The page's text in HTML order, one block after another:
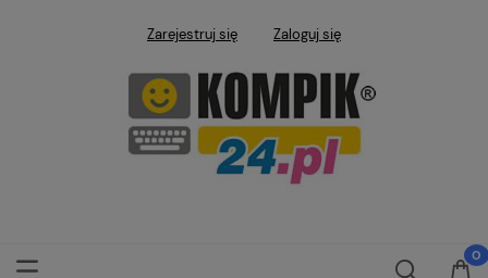
Zarejestruj się Zaloguj się